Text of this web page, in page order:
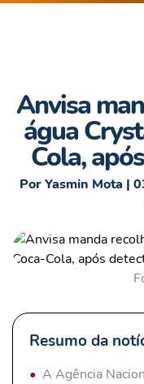
Anvisa
água
Cola,
Por Yasmin Mota |
Resumo da
A Agência